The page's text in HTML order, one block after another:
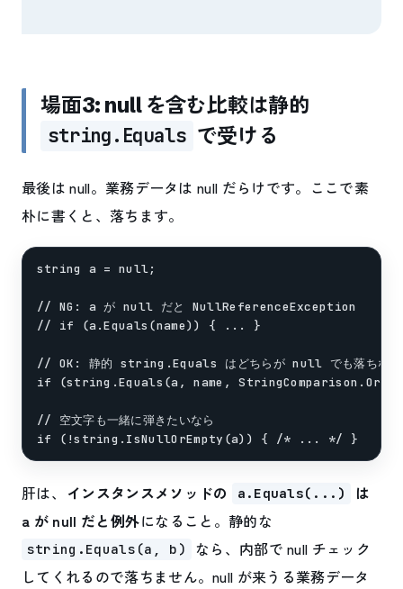
場面3: null を含む比較は静的
string.Equals で受ける
最後は null。業務データは null だらけです。ここで素
朴に書くと、落ちます。
string a = null;
// NG: a が null だと NullReferenceException
// if (a.Equals(name)) { ... }
// OK: 静的 string.Equals はどちらが null でも落ちない
if (string.Equals(a, name,
// 空文字も一緒に弾きたいなら
肝は、 インスタンスメソッドの a.Equals(...)
は
a が null だと例外になること。静的な
string.Equals(a, b)
なら、内部で null チェック
してくれるので落ちません。null が来うる業務データ